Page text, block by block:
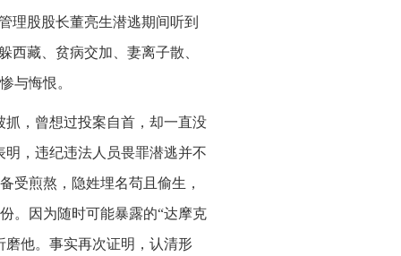
理股股长董亮生潜逃期间听到
西藏、贫病交加、妻离子散、
与悔恨。
抓，曾想过投案自首，却一直没
，违纪违法人员畏罪潜逃并不
受煎熬，隐姓埋名苟且偷生，
。因为随时可能暴露的“达摩克
他。事实再次证明，认清形